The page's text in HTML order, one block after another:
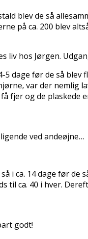
blev de så
på ca. 200 blev
liv hos Jørgen.
5 dage før de så
var der nemlig
fjer og de
ved andeøjne…
i ca. 14 dage før
til ca. 40 i hver.
godt!